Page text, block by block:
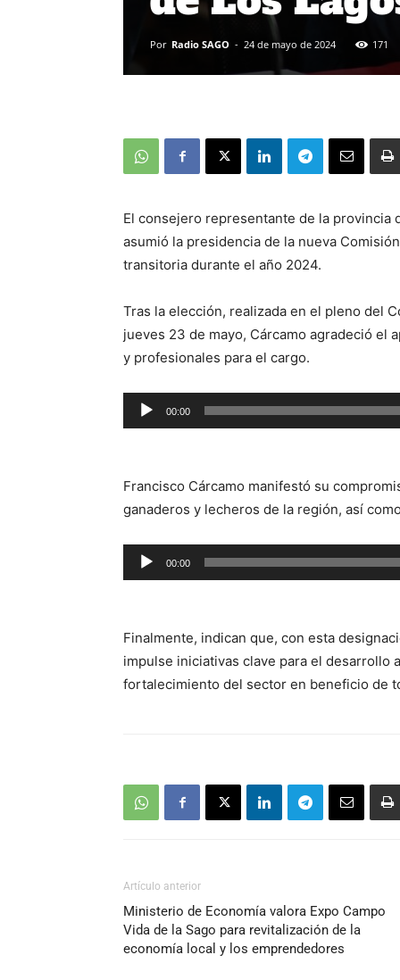
Por Radio SAGO - 24 de mayo de 2024 171
El consejero representante de la provincia
asumió la presidencia de la nueva
transitoria durante el año 2024.
Tras la elección, realizada en el pleno del
jueves 23 de mayo, Cárcamo agradeció el
y profesionales para el cargo.
Reproductor
de
00:00
Francisco Cárcamo manifestó su
ganaderos y lecheros de la región, así
Reproductor
de
00:00
Finalmente, indican que, con esta
impulse iniciativas clave para el desarrollo
fortalecimiento del sector en beneficio de
Artículo anterior
Ministerio de Economía valora Expo Campo
Vida de la Sago para revitalización de la
economía local y los emprendedores